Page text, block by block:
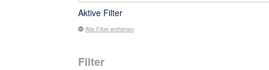
Aktive Filter
Alle Filter entfernen
Filter